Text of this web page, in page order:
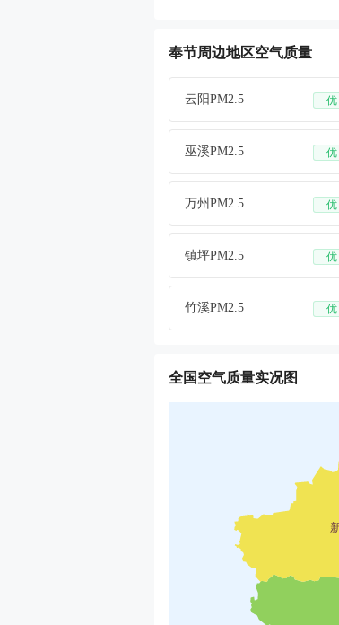
奉节周边地区空气质量
云阳PM2.5 优
巫溪PM2.5 优
万州PM2.5 优
镇坪PM2.5 优
竹溪PM2.5 优
全国空气质量实况图